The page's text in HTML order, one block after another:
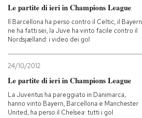
Le partite di ieri in Champions League
Il Barcellona ha perso contro il Celtic, il Bayern
ne ha fatti sei, la Juve ha vinto facile contro il
Nordsjælland: i video dei gol
24/10/2012
Le partite di ieri in Champions League
La Juventus ha pareggiato in Danimarca,
hanno vinto Bayern, Barcellona e Manchester
United, ha perso il Chelsea: tutti i gol